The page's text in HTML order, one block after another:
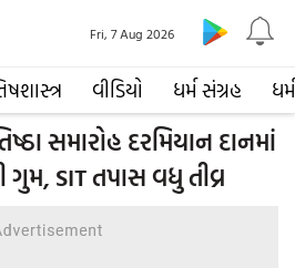
વીડિયો ધર્મ સંગ્રહ ધર્મ
Fri, 7 Aug 2026
સમારોહ દરમિયાન દાનમાં
SIT તપાસ વધુ તીવ્ર